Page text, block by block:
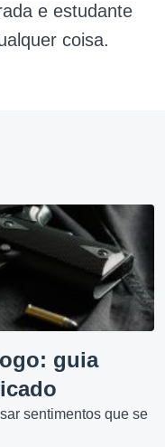
e estudante
coisa.
guia
sentimentos que se